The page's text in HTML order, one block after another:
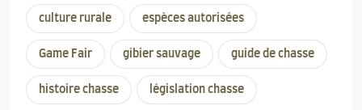
culture rurale espèces autorisées
Game Fair gibier sauvage guide de chasse
histoire chasse législation chasse